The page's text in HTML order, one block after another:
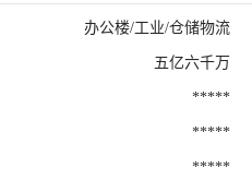
办公楼/工业/仓储物流
五亿六千万
*****
*****
*****